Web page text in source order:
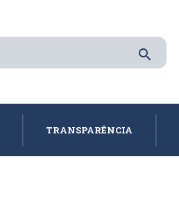
search
TRANSPARÊNCIA